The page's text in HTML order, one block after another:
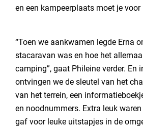
en een kampeerplaats moet je
“Toen we aankwamen legde Erna
stacaravan was en hoe het
camping”, gaat Phileine verder. En
ontvingen we de sleutel van het
van het terrein, een
en noodnummers. Extra leuk
gaf voor leuke uitstapjes in de